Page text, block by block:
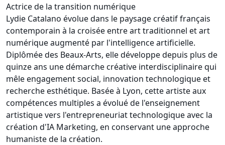
Actrice de la transition numérique
Lydie Catalano évolue dans le paysage créatif français
contemporain à la croisée entre art traditionnel et art
numérique augmenté par l'intelligence artificielle.
Diplômée des Beaux-Arts, elle développe depuis plus de
quinze ans une démarche créative interdisciplinaire qui
mêle engagement social, innovation technologique et
recherche esthétique. Basée à Lyon, cette artiste aux
compétences multiples a évolué de l'enseignement
artistique vers l'entrepreneuriat technologique avec la
création d'IA Marketing, en conservant une approche
humaniste de la création.